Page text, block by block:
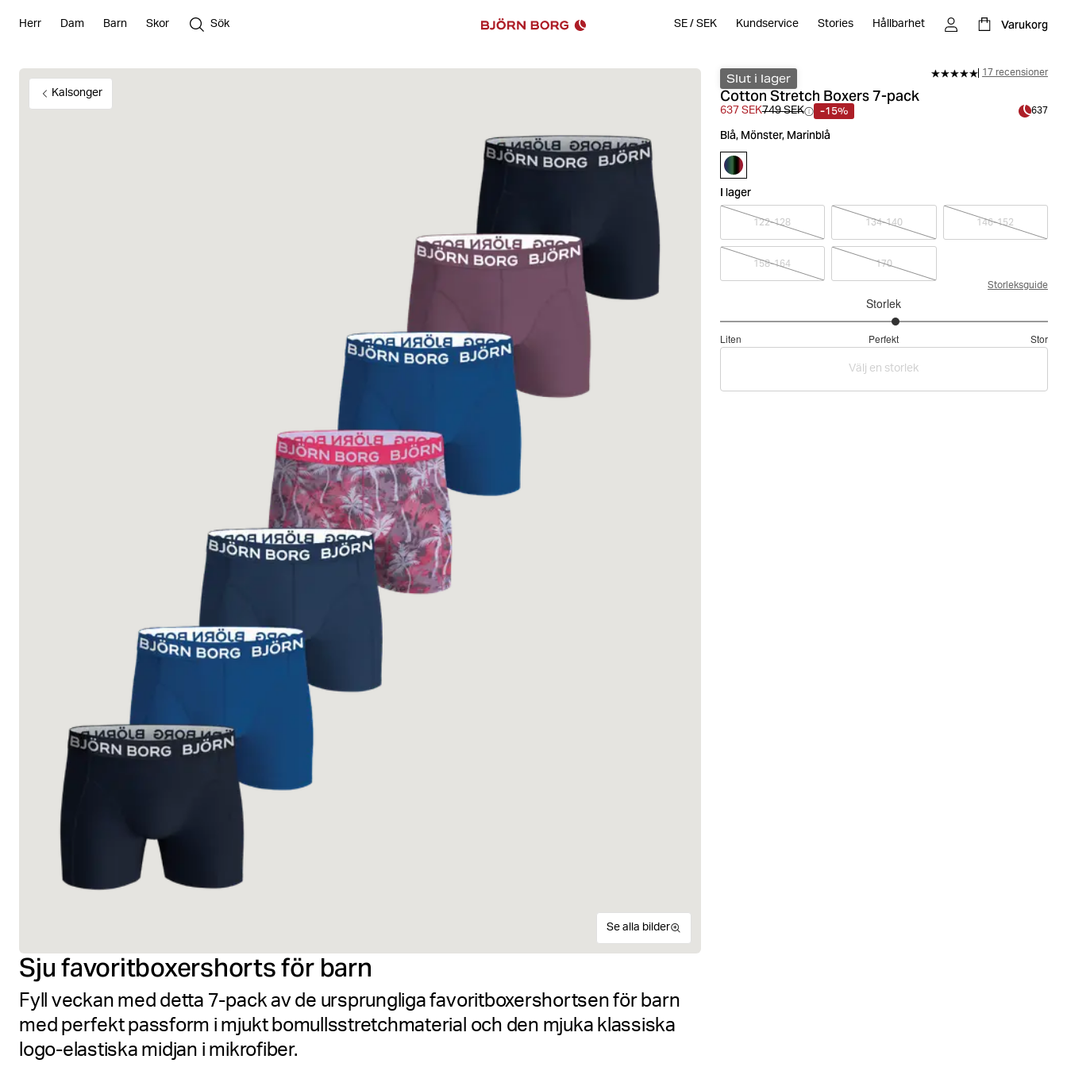
Herr Dam Barn Skor Sök SE / SEK Kundservice Stories Hållbarhet Varukorg
Se alla bilder
Kalsonger
Slut i lager
Cotton Stretch Boxers 7-pack
17 recensioner
637 SEK749 SEK -15% 637
Blå, Mönster, Marinblå
I lager
122-128 134-140 146-152
158-164 170
Storleksguide
Storlek
Liten Perfekt Stor
utav
Baserat
14
Välj en storlek
Sju favoritboxershorts för barn
Fyll veckan med detta 7-pack av de ursprungliga favoritboxershortsen för barn
med perfekt passform i mjukt bomullsstretchmaterial och den mjuka klassiska
logo-elastiska midjan i mikrofiber.